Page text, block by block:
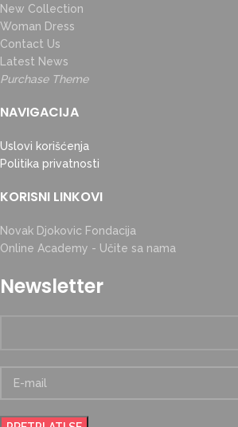
New Collection
Woman Dress
Contact Us
Latest News
Purchase Theme
NAVIGACIJA
Uslovi korišćenja
Politika privatnosti
KORISNI LINKOVI
Novak Djokovic Fondacija
Online Academy - Učite sa nama
Newsletter